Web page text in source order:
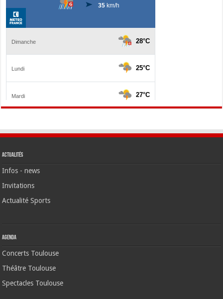
Actualités
Infos - news
Invitations
Actualité Sports
Agenda
Concerts Toulouse
Théâtre Toulouse
Spectacles Toulouse